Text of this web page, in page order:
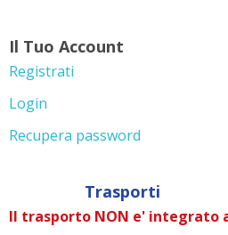
Il Tuo Account
Registrati
Login
Recupera password
Trasporti
Il trasporto NON e' integrato